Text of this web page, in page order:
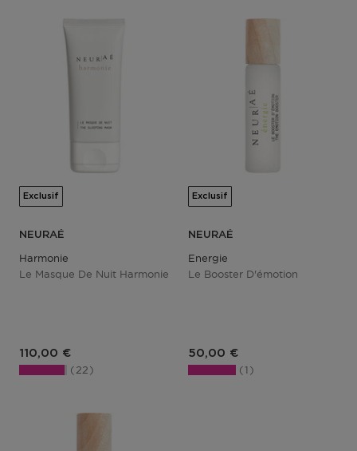
Exclusif
NEURAÉ
Harmonie
Le Masque De Nuit Harmonie
110,00 €
22
Exclusif
NEURAÉ
Energie
Le Booster D'émotion
50,00 €
1